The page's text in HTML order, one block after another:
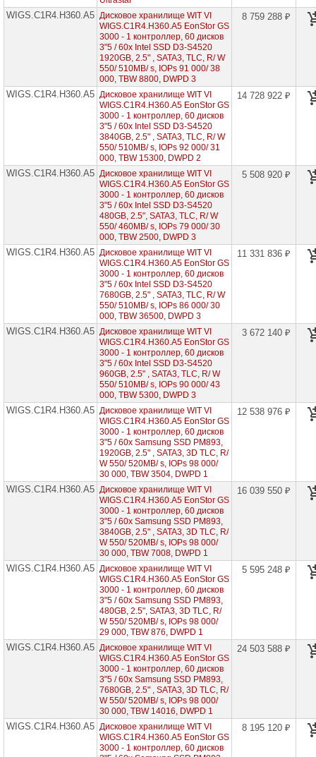
3000
-
EonStor
GS
3"5
►
контроллер,
24
-
2
GS
3000
EonStor
диска
3"5
контроллера,
60
-
2
WIGS.C1R4.H360.A5 Дисковое хранилище WIT VI
WIGS.C1R4.H360.A5 EonStor GS
3000 - 1 контроллер, 60 дисков
3"5 / 60x Intel SSD D3-S4520
1920GB, 2.5" , SATA3, TLC, R/ W
550/ 510MB/ s, IOPs 91 000/ 38
000, TBW 8800, DWPD 3
8 759 288 ₽
WIGS.C1R4.H360.A5 Дисковое хранилище WIT VI
WIGS.C1R4.H360.A5 EonStor GS
3000 - 1 контроллер, 60 дисков
3"5 / 60x Intel SSD D3-S4520
3840GB, 2.5" , SATA3, TLC, R/ W
550/ 510MB/ s, IOPs 92 000/ 31
000, TBW 15300, DWPD 2
14 728 922 ₽
WIGS.C1R4.H360.A5 Дисковое хранилище WIT VI
WIGS.C1R4.H360.A5 EonStor GS
3000 - 1 контроллер, 60 дисков
3"5 / 60x Intel SSD D3-S4520
480GB, 2.5", SATA3, TLC, R/ W
550/ 460MB/ s, IOPs 79 000/ 30
000, TBW 2500, DWPD 3
5 508 920 ₽
WIGS.C1R4.H360.A5 Дисковое хранилище WIT VI
WIGS.C1R4.H360.A5 EonStor GS
3000 - 1 контроллер, 60 дисков
3"5 / 60x Intel SSD D3-S4520
7680GB, 2.5" , SATA3, TLC, R/ W
550/ 510MB/ s, IOPs 86 000/ 30
000, TBW 36500, DWPD 3
11 331 836 ₽
WIGS.C1R4.H360.A5 Дисковое хранилище WIT VI
WIGS.C1R4.H360.A5 EonStor GS
3000 - 1 контроллер, 60 дисков
3"5 / 60x Intel SSD D3-S4520
960GB, 2.5" , SATA3, TLC, R/ W
550/ 510MB/ s, IOPs 90 000/ 43
000, TBW 5300, DWPD 3
3 672 140 ₽
WIGS.C1R4.H360.A5 Дисковое хранилище WIT VI
WIGS.C1R4.H360.A5 EonStor GS
3000 - 1 контроллер, 60 дисков
3"5 / 60x Samsung SSD PM893,
1920GB, 2.5" , SATA3, 3D TLC, R/
W 550/ 520MB/ s, IOPs 98 000/
30 000, TBW 3504, DWPD 1
12 538 976 ₽
WIGS.C1R4.H360.A5 Дисковое хранилище WIT VI
WIGS.C1R4.H360.A5 EonStor GS
3000 - 1 контроллер, 60 дисков
3"5 / 60x Samsung SSD PM893,
3840GB, 2.5" , SATA3, 3D TLC, R/
W 550/ 520MB/ s, IOPs 98 000/
30 000, TBW 7008, DWPD 1
16 039 550 ₽
WIGS.C1R4.H360.A5 Дисковое хранилище WIT VI
WIGS.C1R4.H360.A5 EonStor GS
3000 - 1 контроллер, 60 дисков
3"5 / 60x Samsung SSD PM893,
480GB, 2.5", SATA3, 3D TLC, R/
W 550/ 520MB/ s, IOPs 98 000/
29 000, TBW 876, DWPD 1
5 595 248 ₽
WIGS.C1R4.H360.A5 Дисковое хранилище WIT VI
WIGS.C1R4.H360.A5 EonStor GS
3000 - 1 контроллер, 60 дисков
3"5 / 60x Samsung SSD PM893,
7680GB, 2.5" , SATA3, 3D TLC, R/
W 550/ 520MB/ s, IOPs 98 000/
30 000, TBW 14016, DWPD 1
24 503 588 ₽
WIGS.C1R4.H360.A5 Дисковое хранилище WIT VI
WIGS.C1R4.H360.A5 EonStor GS
3000 - 1 контроллер, 60 дисков
8 195 120 ₽